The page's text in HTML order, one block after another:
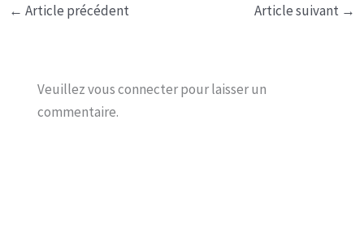
← Article précédent Article suivant →
Veuillez vous connecter pour laisser un
commentaire.